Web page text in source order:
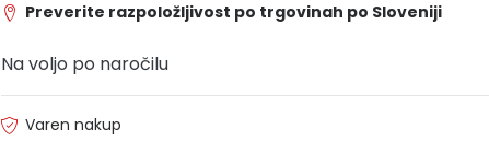
Preverite razpoložljivost po trgovinah po Sloveniji
Na voljo po naročilu
Varen nakup